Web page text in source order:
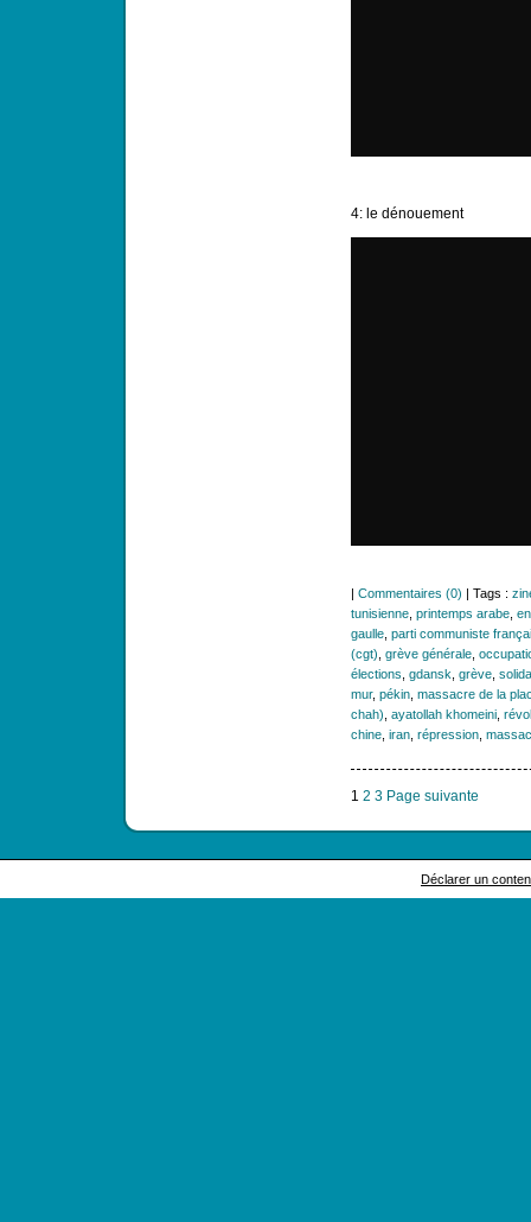
4: le dénouement
| Commentaires (0) | Tags :
tunisienne, printemps arabe,
gaulle, parti communiste
(cgt) grève générale,
élections gdansk grève,
mur, pékin, massacre de la
chah) ayatollah khomeini,
chine, iran, répression,
1 2 3 Page suivante
Déclarer un